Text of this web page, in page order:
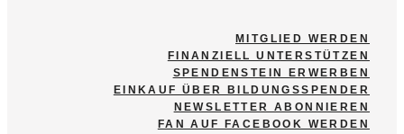
MITGLIED WERDEN
FINANZIELL UNTERSTÜTZEN
SPENDENSTEIN ERWERBEN
EINKAUF ÜBER BILDUNGSSPENDER
NEWSLETTER ABONNIEREN
FAN AUF FACEBOOK WERDEN